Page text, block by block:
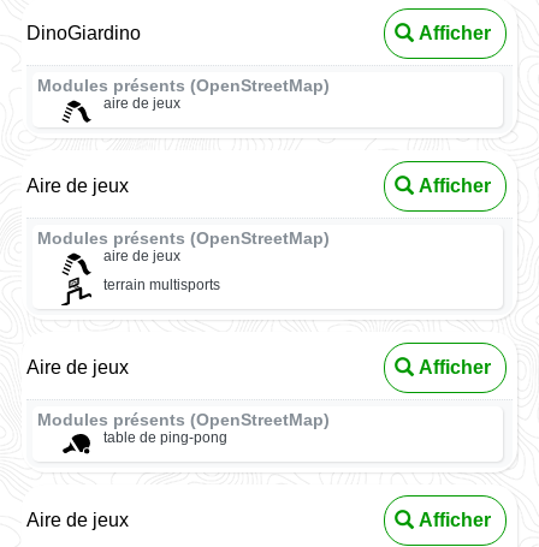
DinoGiardino Afficher
Modules présents (OpenStreetMap)
aire de jeux
Aire de jeux Afficher
Modules présents (OpenStreetMap)
aire de jeux
terrain multisports
Aire de jeux Afficher
Modules présents (OpenStreetMap)
table de ping-pong
Aire de jeux Afficher